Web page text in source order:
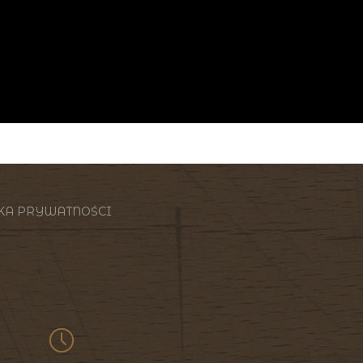
PRYWATNOŚCI